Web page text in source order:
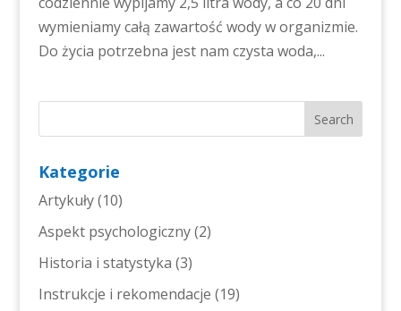
wymieniamy całą zawartość wody w organizmie.
Do życia potrzebna jest nam czysta woda,...
Kategorie
Artykuły(10)
Aspekt psychologiczny(2)
Historia i statystyka (3)
Instrukcje i rekomendacje (19)